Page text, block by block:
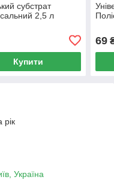
субстрат
2,5 л
Купити
69
рік
Україна